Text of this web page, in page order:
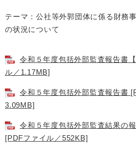
テーマ：公社等外郭団体に係る財務
の状況について
令和５年度包括外部監査報告書
ル／1.17MB]
令和５年度包括外部監査報告書
3.09MB]
令和５年度包括外部監査結果の
[PDFファイル／552KB]